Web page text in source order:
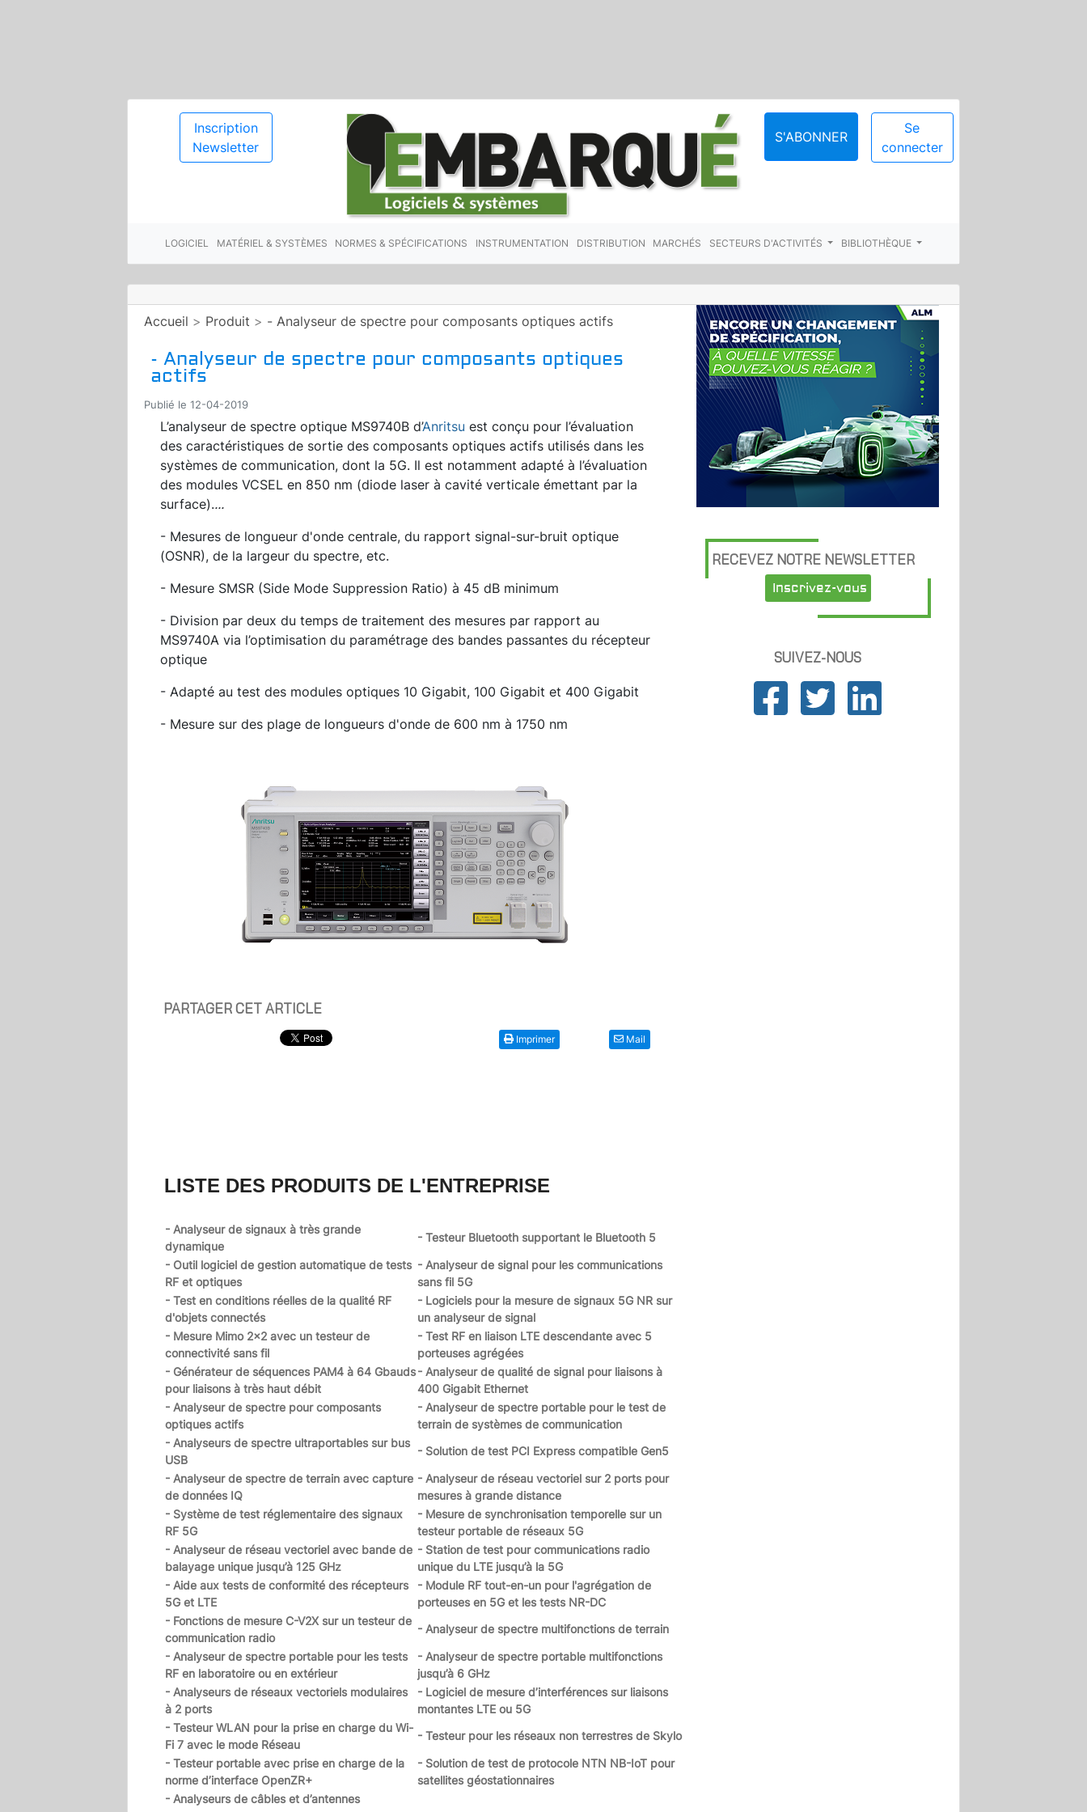
Inscription
Newsletter
S'ABONNER
Se
connecter
LOGICIEL MATÉRIEL & SYSTÈMES NORMES & SPÉCIFICATIONS INSTRUMENTATION DISTRIBUTION MARCHÉS SECTEURS D'ACTIVITÉS BIBLIOTHÈQUE
Accueil > Produit > - Analyseur de spectre pour composants optiques actifs
- Analyseur de spectre pour composants optiques
actifs
Publié le 12-04-2019
L’analyseur de spectre optique MS9740B d’Anritsu est conçu pour l’évaluation
des caractéristiques de sortie des composants optiques actifs utilisés dans les
systèmes de communication, dont la 5G. Il est notamment adapté à l’évaluation
des modules VCSEL en 850 nm (diode laser à cavité verticale émettant par la
surface)....
- Mesures de longueur d'onde centrale, du rapport signal-sur-bruit optique
(OSNR), de la largeur du spectre, etc.
- Mesure SMSR (Side Mode Suppression Ratio) à 45 dB minimum
- Division par deux du temps de traitement des mesures par rapport au
MS9740A via l’optimisation du paramétrage des bandes passantes du récepteur
optique
- Adapté au test des modules optiques 10 Gigabit, 100 Gigabit et 400 Gigabit
- Mesure sur des plage de longueurs d'onde de 600 nm à 1750 nm
PARTAGER CET ARTICLE
Imprimer Mail
LISTE DES PRODUITS DE L'ENTREPRISE
- Analyseur de signaux à très grande
dynamique
- Testeur Bluetooth supportant le Bluetooth 5
- Outil logiciel de gestion automatique de tests
RF et optiques
- Analyseur de signal pour les communications
sans fil 5G
- Test en conditions réelles de la qualité RF
d'objets connectés
- Logiciels pour la mesure de signaux 5G NR sur
un analyseur de signal
- Mesure Mimo 2x2 avec un testeur de
connectivité sans fil
- Test RF en liaison LTE descendante avec 5
porteuses agrégées
- Générateur de séquences PAM4 à 64 Gbauds
pour liaisons à très haut débit
- Analyseur de qualité de signal pour liaisons à
400 Gigabit Ethernet
- Analyseur de spectre pour composants
optiques actifs
- Analyseur de spectre portable pour le test de
terrain de systèmes de communication
- Analyseurs de spectre ultraportables sur bus
USB
- Solution de test PCI Express compatible Gen5
- Analyseur de spectre de terrain avec capture
de données IQ
- Analyseur de réseau vectoriel sur 2 ports pour
mesures à grande distance
- Système de test réglementaire des signaux
RF 5G
- Mesure de synchronisation temporelle sur un
testeur portable de réseaux 5G
- Analyseur de réseau vectoriel avec bande de
balayage unique jusqu’à 125 GHz
- Station de test pour communications radio
unique du LTE jusqu’à la 5G
- Aide aux tests de conformité des récepteurs
5G et LTE
- Module RF tout-en-un pour l'agrégation de
porteuses en 5G et les tests NR-DC
- Fonctions de mesure C-V2X sur un testeur de
communication radio
- Analyseur de spectre multifonctions de terrain
- Analyseur de spectre portable pour les tests
RF en laboratoire ou en extérieur
- Analyseur de spectre portable multifonctions
jusqu’à 6 GHz
- Analyseurs de réseaux vectoriels modulaires
à 2 ports
- Logiciel de mesure d’interférences sur liaisons
montantes LTE ou 5G
- Testeur WLAN pour la prise en charge du Wi-
Fi 7 avec le mode Réseau
- Testeur pour les réseaux non terrestres de Skylo
- Testeur portable avec prise en charge de la
norme d’interface OpenZR+
- Solution de test de protocole NTN NB-IoT pour
satellites géostationnaires
- Analyseurs de câbles et d’antennes
RECEVEZ NOTRE NEWSLETTER
Inscrivez-vous
SUIVEZ-NOUS